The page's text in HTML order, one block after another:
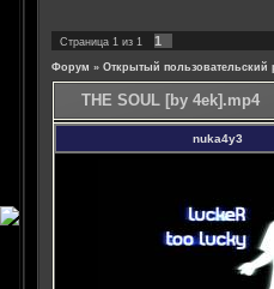
Страница 1 из 1 1
Форум » Открытый пользовательский
THE SOUL [by 4ek].mp4
nuka4y3